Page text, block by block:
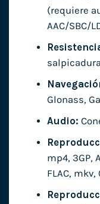
(requiere
AAC/SBC/
Glonass,
Audio:
mp4, 3GP,
FLAC,